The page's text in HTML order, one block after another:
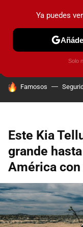
PRUEBAS
HOY SE HABLA DE
Famosos
Este Kia
grande
América
Ya puedes
Solo